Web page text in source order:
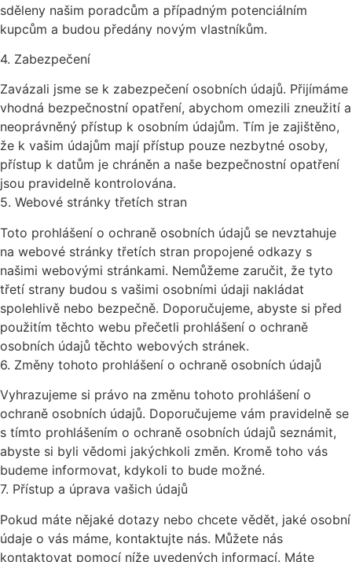
sděleny našim poradcům a případným potenciálním
kupcům a budou předány novým vlastníkům.
4. Zabezpečení
Zavázali jsme se k zabezpečení osobních údajů. Přijímáme
vhodná bezpečnostní opatření, abychom omezili zneužití a
neoprávněný přístup k osobním údajům. Tím je zajištěno,
že k vašim údajům mají přístup pouze nezbytné osoby,
přístup k datům je chráněn a naše bezpečnostní opatření
jsou pravidelně kontrolována.
5. Webové stránky třetích stran
Toto prohlášení o ochraně osobních údajů se nevztahuje
na webové stránky třetích stran propojené odkazy s
našimi webovými stránkami. Nemůžeme zaručit, že tyto
třetí strany budou s vašimi osobními údaji nakládat
spolehlivě nebo bezpečně. Doporučujeme, abyste si před
použitím těchto webu přečetli prohlášení o ochraně
osobních údajů těchto webových stránek.
6. Změny tohoto prohlášení o ochraně osobních údajů
Vyhrazujeme si právo na změnu tohoto prohlášení o
ochraně osobních údajů. Doporučujeme vám pravidelně se
s tímto prohlášením o ochraně osobních údajů seznámit,
abyste si byli vědomi jakýchkoli změn. Kromě toho vás
budeme informovat, kdykoli to bude možné.
7. Přístup a úprava vašich údajů
Pokud máte nějaké dotazy nebo chcete vědět, jaké osobní
údaje o vás máme, kontaktujte nás. Můžete nás
kontaktovat pomocí níže uvedených informací. Máte